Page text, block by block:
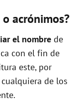
acrónimos?
el nombre de
con el fin de
este, por
de los